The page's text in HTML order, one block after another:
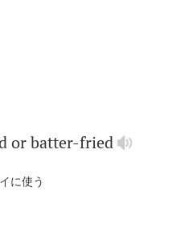
orbatter-fried
に使う